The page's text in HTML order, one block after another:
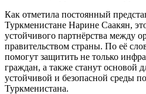
Как отметила постоянный
Туркменистане Нарине Саакян,
устойчивого партнёрства между
правительством страны. По её
помогут защитить не только
граждан, а также станут основой
устойчивой и безопасной среды
Туркменистана.